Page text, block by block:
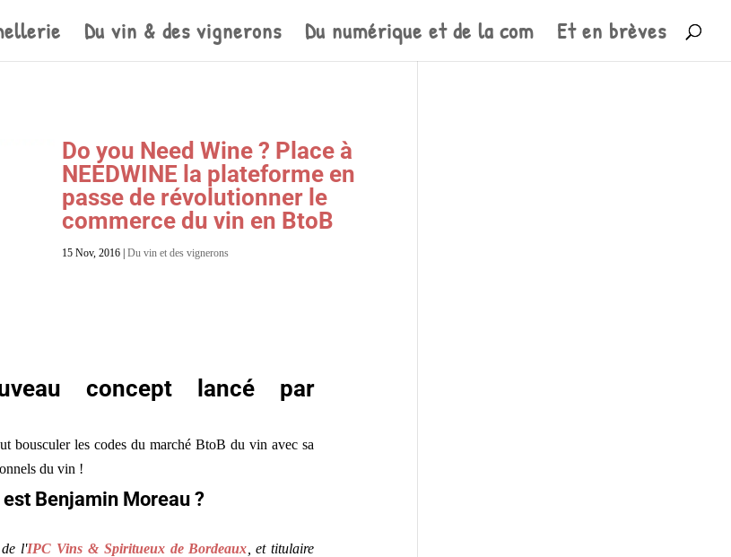
Du vin & des vignerons Du numérique et de la com Et en brèves
Do you Need Wine ? Place à
NEEDWINE la plateforme en
passe de révolutionner le
commerce du vin en BtoB
15 Nov, 2016 Du vin et des vignerons
concept lancé par
bousculer les codes du marché BtoB du vin avec sa
du vin !
Benjamin Moreau ?
l'IPC Vins & Spiritueux de Bordeaux , et titulaire